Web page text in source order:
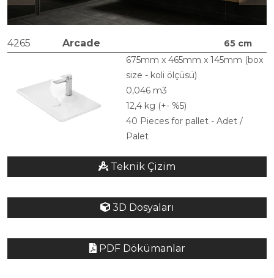
4265 Arcade
65 cm
675mm x 465mm x 145mm (box
size - koli ölçüsü)
0,046 m3
12,4 kg (+- %5)
40 Pieces for pallet - Adet /
Palet
Teknik Çizim
3D Dosyaları
PDF Dökümanlar